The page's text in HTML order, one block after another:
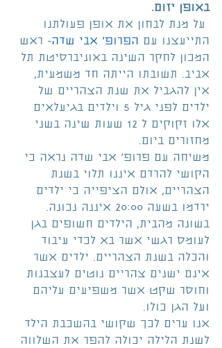
באופן יזום.
על מנת לבחון את אופן פעולתנו
התייעצנו עם הפרופ' אבי שדה- ראש
המכון לחקר השינה באוניברסיטת תל
אביב. תשובתו הייתה חד משמעית,
אין להגביל את שנת הצהריים של
ילדים לפני גיל 5 וילדים בגיעלאים
אלו זקוקים ל 12 שעות שינה בשני
מחזורים ביום.
משיחה עם פרופ' אבי שדה נראה כי
הקושי להרדם איננו תלוי בשנת
הצהריים, אולם הציפייה כי ילדים
ירדמו בשעה 20:00 איננה נכונה.
בשונה מהבית, הילדים חשופים בגן
לעומס רגשי אשר בא לכדי עיבוד
והכלה בשנת הצהריים. ילדים אשר
אינם ישנים צהריים נוטים לעצבנות
וחוסר שקט אשר משפיעים עליהם
ועל הגן כולו.
אנו ערים לכך שקושי בהשכבת הילד
לשנת הלילה יכולה להפר את השלווה